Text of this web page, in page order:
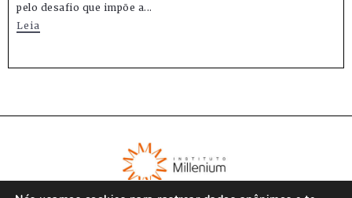
pelo desafio que impõe a...
Leia